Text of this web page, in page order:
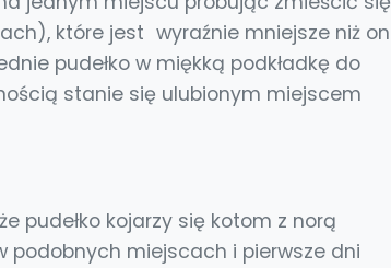
które jest wyraźnie mniejsze niż on
pudełko w miękką podkładkę do
stanie się ulubionym miejscem
pudełko kojarzy się kotom z norą
podobnych miejscach i pierwsze dni